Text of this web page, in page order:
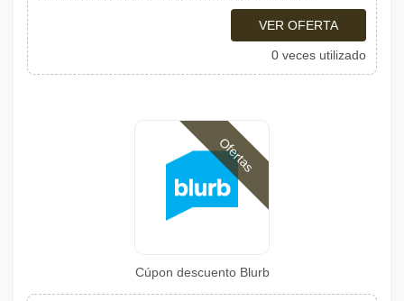
VER OFERTA
0 veces utilizado
Ofertas
Cúpon descuento Blurb